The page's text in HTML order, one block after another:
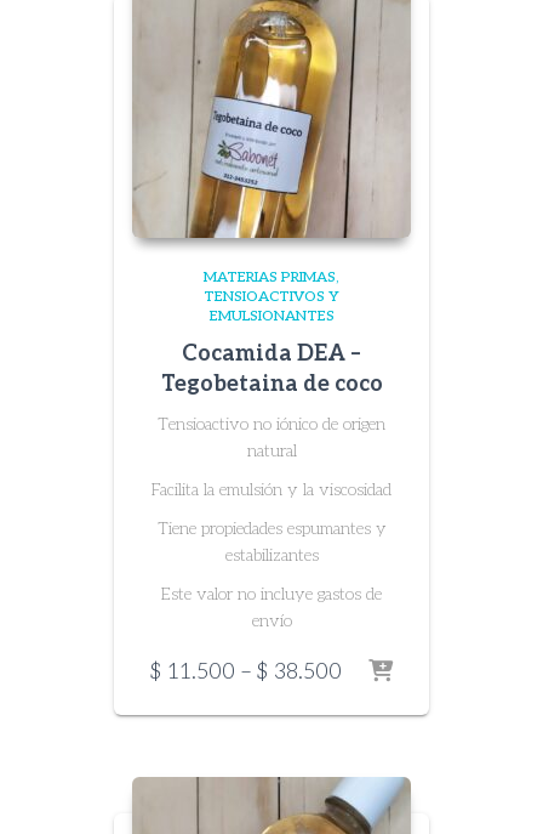
MATERIAS PRIMAS
TENSIOACTIVOS Y
EMULSIONANTES
Cocamida DEA –
Tegobetaina de coco
Tensioactivo no iónico de origen
natural
Facilita la emulsión y la viscosidad
Tiene propiedades espumantes y
estabilizantes
Este valor no incluye gastos de
envío
$ 11.500 – $ 38.500 Price
$ 11.500
$ 38.500